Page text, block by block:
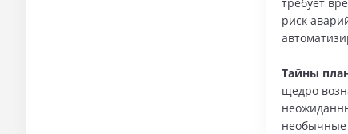
риск
Тайны
щедро
необычные